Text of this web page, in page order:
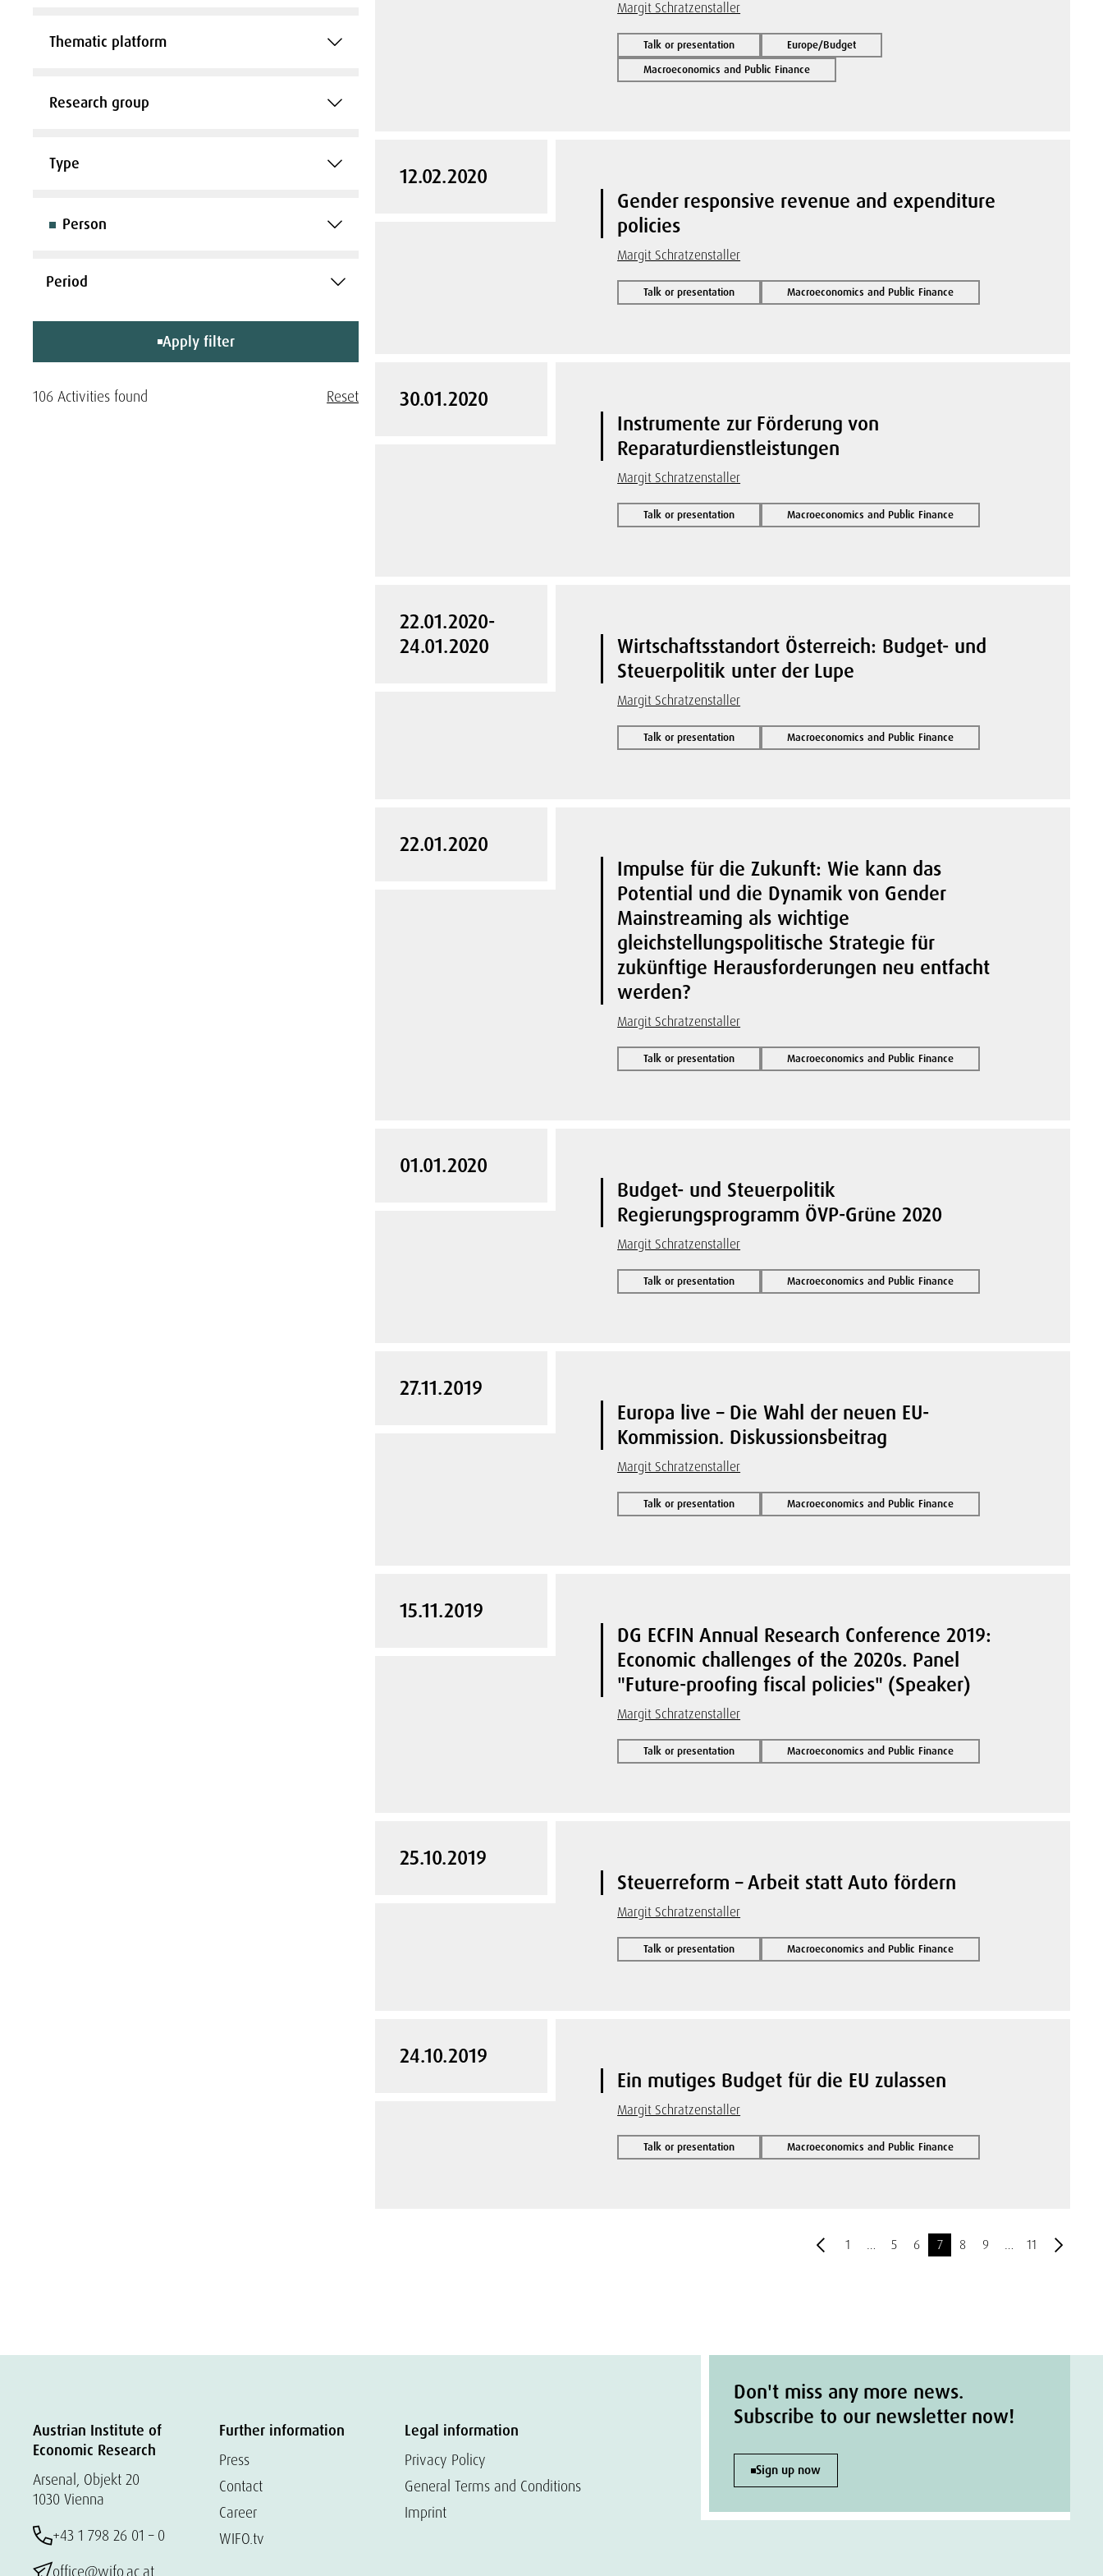
Thematic platform
Research group
Type
Person
Apply filter
106 Activities found Reset
Margit Schratzenstaller
Talk or presentation
Europe/Budget
Macroeconomics and Public Finance
12.02.2020
Gender responsive revenue and expenditure
policies
Margit Schratzenstaller
Talk or presentation Macroeconomics and Public Finance
30.01.2020
Instrumente zur Förderung von
Reparaturdienstleistungen
Margit Schratzenstaller
Talk or presentation Macroeconomics and Public Finance
22.01.2020-
24.01.2020
Wirtschaftsstandort Österreich: Budget- und
Steuerpolitik unter der Lupe
Margit Schratzenstaller
Talk or presentation Macroeconomics and Public Finance
22.01.2020
Impulse für die Zukunft: Wie kann das
Potential und die Dynamik von Gender
Mainstreaming als wichtige
gleichstellungspolitische Strategie für
zukünftige Herausforderungen neu entfacht
werden?
Margit Schratzenstaller
Talk or presentation Macroeconomics and Public Finance
01.01.2020
Budget- und Steuerpolitik
Regierungsprogramm ÖVP-Grüne 2020
Margit Schratzenstaller
Talk or presentation Macroeconomics and Public Finance
27.11.2019
Europa live – Die Wahl der neuen EU-
Kommission. Diskussionsbeitrag
Margit Schratzenstaller
Talk or presentation Macroeconomics and Public Finance
15.11.2019
DG ECFIN Annual Research Conference 2019:
Economic challenges of the 2020s. Panel
"Future-proofing fiscal policies" (Speaker)
Margit Schratzenstaller
Talk or presentation Macroeconomics and Public Finance
25.10.2019
Steuerreform – Arbeit statt Auto fördern
Margit Schratzenstaller
Talk or presentation Macroeconomics and Public Finance
24.10.2019
Ein mutiges Budget für die EU zulassen
Margit Schratzenstaller
Talk or presentation Macroeconomics and Public Finance
1 … 5 6 7 8 9 … 11
Austrian Institute of
Economic Research
Arsenal, Objekt 20
1030 Vienna
+43 1 798 26 01 – 0
office@wifo.ac.at
Further information
Press
Contact
Career
WIFO.tv
Legal information
Privacy Policy
General Terms and Conditions
Imprint
Don't miss any more news.
Subscribe to our newsletter now!
Sign up now